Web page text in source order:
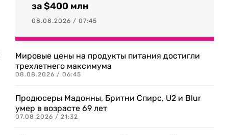
за $400 млн
08.08.2026 / 07:45
Мировые цены на продукты питания достигли
трехлетнего максимума
08.08.2026 / 06:45
Продюсеры Мадонны, Бритни Спирс, U2 и Blur
умер в возрасте 69 лет
07.08.2026 / 21:32